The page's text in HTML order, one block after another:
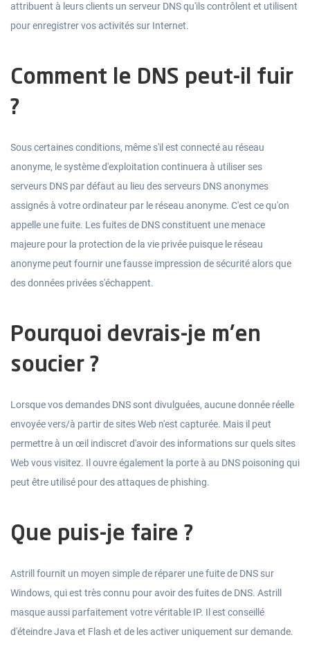
attribuent à leurs clients un serveur DNS qu'ils contrôlent et utilisent
pour enregistrer vos activités sur Internet.
Comment le DNS peut-il fuir
?
Sous certaines conditions, même s'il est connecté au réseau
anonyme, le système d'exploitation continuera à utiliser ses
serveurs DNS par défaut au lieu des serveurs DNS anonymes
assignés à votre ordinateur par le réseau anonyme. C'est ce qu'on
appelle une fuite. Les fuites de DNS constituent une menace
majeure pour la protection de la vie privée puisque le réseau
anonyme peut fournir une fausse impression de sécurité alors que
des données privées s'échappent.
Pourquoi devrais-je m'en
soucier ?
Lorsque vos demandes DNS sont divulguées, aucune donnée réelle
envoyée vers/à partir de sites Web n'est capturée. Mais il peut
permettre à un œil indiscret d'avoir des informations sur quels sites
Web vous visitez. Il ouvre également la porte à au DNS poisoning qui
peut être utilisé pour des attaques de phishing.
Que puis-je faire ?
Astrill fournit un moyen simple de réparer une fuite de DNS sur
Windows, qui est très connu pour avoir des fuites de DNS. Astrill
masque aussi parfaitement votre véritable IP. Il est conseillé
d'éteindre Java et Flash et de les activer uniquement sur demande.